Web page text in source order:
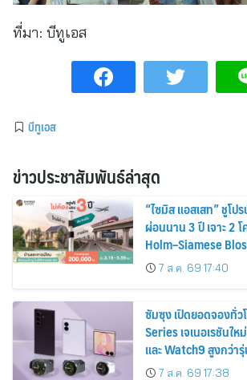
ที่มา: บีทูเอส
บีทูเอส
ข่าวประชาสัมพันธ์ล่าสุด
“ไซมิส แอสเสท” ชูโ
ผ่อนนาน 3 ปี เจาะ 2
Holm–Siamese
ส่วนลดและสิทธิพิเศษถึ
2569
7 ส.ค. 69 17:40
ซัมซุง เปิดยอดจองทั่ว
Series เจเนอเรชันใ
และ Watch9 สูงกว่า
30%7 ส.ค. 69 17:38